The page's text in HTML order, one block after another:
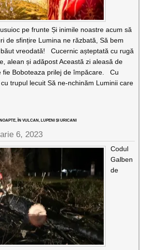
pe frunte Și inimile noastre acum să
de sfințire Lumina ne răzbată, Să bem
vreodată! Cucernic așteptată cu rugă
alean și adăpost Această zi aleasă de
fie Boboteaza prilej de împăcare. Cu
trupul lecuit Să ne-nchinăm Luminii care
ÎN VULCAN, LUPENI ȘI URICANI
6, 2023
Codul
Galben
de